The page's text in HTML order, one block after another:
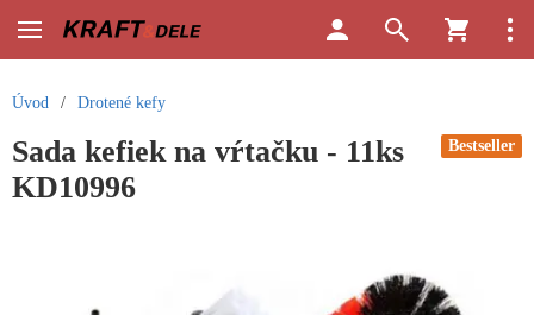
Úvod / Drotené kefy
Bestseller
Sada kefiek na vŕtačku - 11ks
KD10996